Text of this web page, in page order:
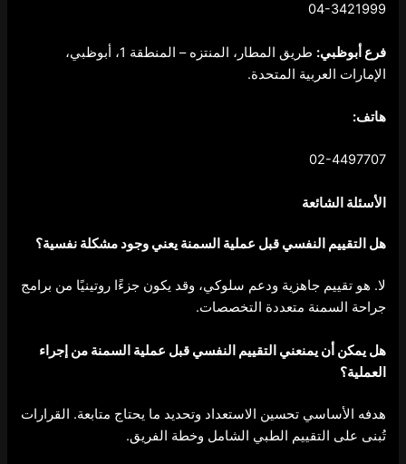
04-3421999
فرع أبوظبي:
طريق المطار، المنتزه – المنطقة 1، أبوظبي،
الإمارات العربية المتحدة.
هاتف:
02-4497707
الأسئلة الشائعة
هل التقييم النفسي قبل عملية السمنة يعني وجود مشكلة نفسية؟
لا. هو تقييم جاهزية ودعم سلوكي، وقد يكون جزءًا روتينيًا من برامج
جراحة السمنة متعددة التخصصات.
هل يمكن أن يمنعني التقييم النفسي قبل عملية السمنة من إجراء
العملية؟
هدفه الأساسي تحسين الاستعداد وتحديد ما يحتاج متابعة. القرارات
تُبنى على التقييم الطبي الشامل وخطة الفريق.